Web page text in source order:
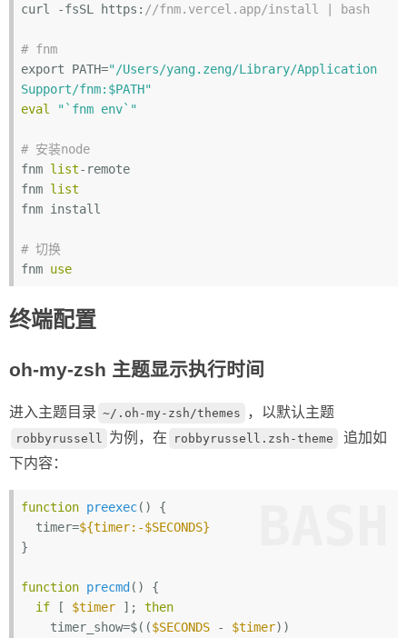
curl -fsSL https: //fnm.vercel.app/install | bash
# fnm
export PATH="/Users/yang.zeng/Library/Application
Support/fnm:$PATH"
eval
"`fnm env`"
# 安装node
fnm list-remote
fnm list
fnm install
# 切换
fnm use
终端配置
oh-my-zsh 主题显示执行时间
进入主题目录 ~/.oh-my-zsh/themes ，以默认主题
robbyrussell 为例，在 robbyrussell.zsh-theme
追加如
下内容：
function preexec() {
  timer=
${timer:-$SECONDS}
}
function precmd () {
if [ $timer ]; then
    timer_show=$((
$SECONDS - $timer))